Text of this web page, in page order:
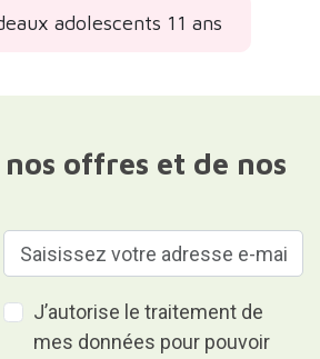
adolescents 11 ans
offres et de nos
J’autorise le traitement de
mes données pour pouvoir